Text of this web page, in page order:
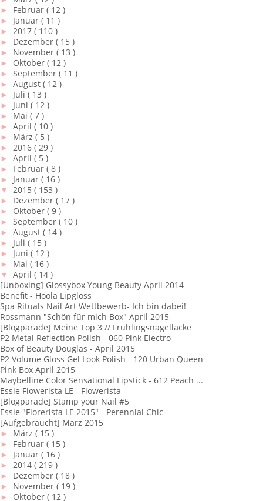
► Februar ( 12 )
► Januar ( 11 )
► 2017 ( 110 )
► Dezember ( 15 )
► November ( 13 )
► Oktober ( 12 )
► September ( 11 )
► August ( 12 )
► Juli ( 13 )
► Juni ( 12 )
► Mai ( 7 )
► April ( 10 )
► März ( 5 )
► 2016 ( 29 )
► April ( 5 )
► Februar ( 8 )
► Januar ( 16 )
▼ 2015 ( 153 )
► Dezember ( 17 )
► Oktober ( 9 )
► September ( 10 )
► August ( 14 )
► Juli ( 15 )
► Juni ( 12 )
► Mai ( 16 )
▼ April ( 14 )
[Unboxing] Glossybox Young Beauty April 2014
Benefit - Hoola Lipgloss
Spa Rituals Nail Art Wettbewerb- Ich bin dabei!
Rossmann "Schön für mich Box" April 2015
[Blogparade] Meine Top 3 // Frühlingsnagellacke
P2 Metal Reflection Polish - 060 Pink Electro
Box of Beauty Douglas - April 2015
P2 Volume Gloss Gel Look Polish - 120 Urban Queen
Pink Box April 2015
Maybelline Color Sensational Lipstick - 612 Peach ...
Essie Flowerista LE - Flowerista
[Blogparade] Stamp your Nail #5
Essie "Florerista LE 2015" - Perennial Chic
[Aufgebraucht] März 2015
► März ( 15 )
► Februar ( 15 )
► Januar ( 16 )
► 2014 ( 219 )
► Dezember ( 18 )
► November ( 19 )
► Oktober ( 12 )